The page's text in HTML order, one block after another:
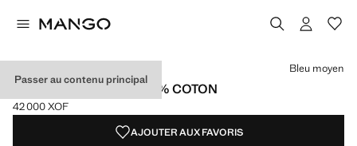
Passer au contenu principal
CHEMISE EN JEAN 100 % COTON
Prix actuel [42 000 XOF ]
42 000 XOF
Choisissez une couleur
Bleu moyen
AJOUTER AUX FAVORIS